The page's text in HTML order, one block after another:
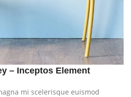
– Inceptos Element
mi scelerisque euismod